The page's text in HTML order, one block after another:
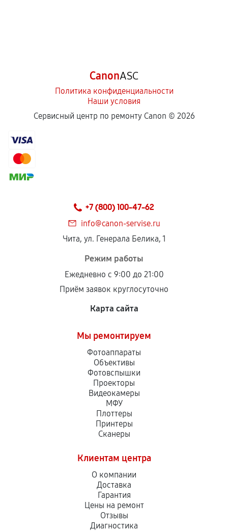
CanonASC
Политика конфиденциальности
Наши условия
Сервисный центр по ремонту Canon © 2026
+7 (800) 100-47-62
info@canon-servise.ru
Чита, ул. Генерала Белика, 1
Режим работы
Ежедневно с 9:00 до 21:00
Приём заявок круглосуточно
Карта сайта
Мы ремонтируем
Фотоаппараты
Объективы
Фотовспышки
Проекторы
Видеокамеры
МФУ
Плоттеры
Принтеры
Сканеры
Клиентам центра
О компании
Доставка
Гарантия
Цены на ремонт
Отзывы
Диагностика